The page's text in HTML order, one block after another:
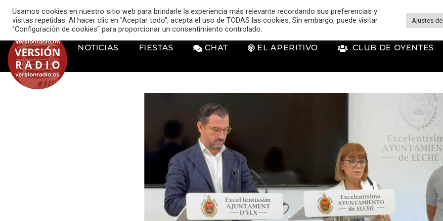
music_note VERSIÓN RADIO
NOTICIAS FIESTAS CHAT EL APERITIVO CLUB DE OYENTES
Usamos cookies en nuestro sitio web para brindarle la experiencia más relevante recordando sus preferencias y
visitas repetidas. Al hacer clic en "Aceptar todo", acepta el uso de TODAS las cookies. Sin embargo, puede visitar
"Configuración de cookies" para proporcionar un consentimiento controlado.
Ajustes